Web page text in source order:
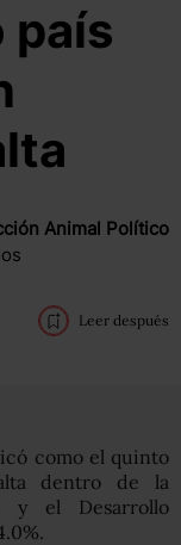
país
Animal Político
Leer después
como el quinto
dentro de la
y el Desarrollo